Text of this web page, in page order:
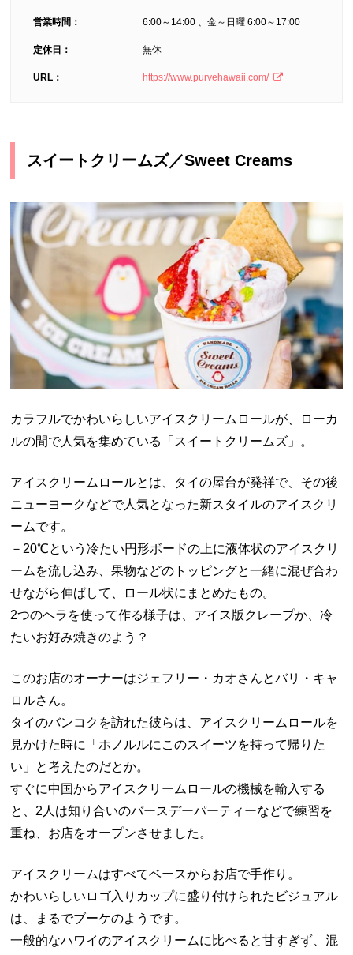
営業時間： 6:00～14:00 、金～日曜 6:00～17:00
定休日： 無休
URL： https://www.purvehawaii.com/
スイートクリームズ／Sweet Creams
カラフルでかわいらしいアイスクリームロールが、ローカ
ルの間で人気を集めている「スイートクリームズ」。
アイスクリームロールとは、タイの屋台が発祥で、その後
ニューヨークなどで人気となった新スタイルのアイスクリ
ームです。
－20℃という冷たい円形ボードの上に液体状のアイスクリ
ームを流し込み、果物などのトッピングと一緒に混ぜ合わ
せながら伸ばして、ロール状にまとめたもの。
2つのヘラを使って作る様子は、アイス版クレープか、冷
たいお好み焼きのよう？
このお店のオーナーはジェフリー・カオさんとバリ・キャ
ロルさん。
タイのバンコクを訪れた彼らは、アイスクリームロールを
見かけた時に「ホノルルにこのスイーツを持って帰りた
い」と考えたのだとか。
すぐに中国からアイスクリームロールの機械を輸入する
と、2人は知り合いのバースデーパーティーなどで練習を
重ね、お店をオープンさせました。
アイスクリームはすべてベースからお店で手作り。
かわいらしいロゴ入りカップに盛り付けられたビジュアル
は、まるでブーケのようです。
一般的なハワイのアイスクリームに比べると甘すぎず、混